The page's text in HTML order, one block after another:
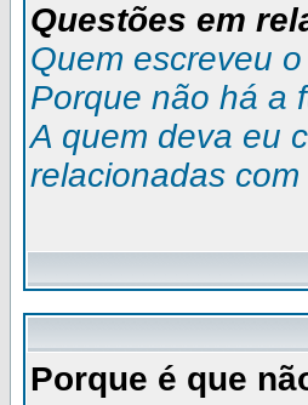
Questões em
Quem escreveu
Porque não há a
A quem deva eu
relacionadas
Porque é que